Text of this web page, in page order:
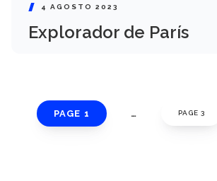
4 AGOSTO 2023
Explorador de París
PAGE 1 … PAGE 3